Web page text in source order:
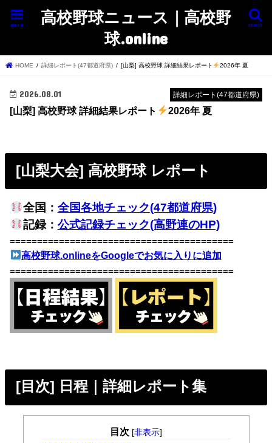
高校野球ニュース｜高校野
球.online
search
menu
HOME 詳細レポート(47都道府県) [山梨] 高校野球 詳細結果レポート 2026年 夏
詳細レポート(47都道府県)
2026.08.01
[山梨] 高校野球 詳細結果レポート 2026年 夏
[山梨大会] 高校野球 レポート
全国： 全国各地チェック(47都道府県)
記録： 公式記録チェック(高野連のHP)
=========================================
高校野球.onlineをGoogleでお気に入りに追加
=========================================
[目次] 日程｜詳細レポート集
目次 [非表示]